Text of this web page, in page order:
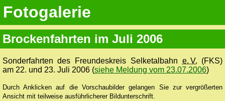
Fotogalerie
Brockenfahrten im Juli 2006
Sonderfahrten des Freundeskreis Selketalbahn e. V. (FKS)
am 22. und 23. Juli 2006 (siehe Meldung vom 23.07.2006)
Durch Anklicken auf die Vorschaubilder gelangen Sie zur vergrößerten
Ansicht mit teilweise ausführlicherer Bildunterschrift.